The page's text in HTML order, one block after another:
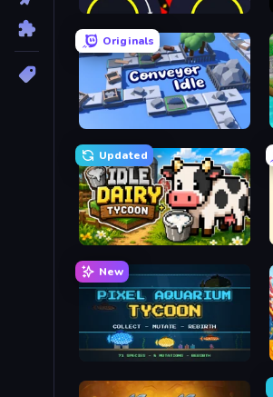
Crusher Clicker
Originals
Updated
Idle Dairy Tycoon
New
Pixel Aquarium Tycoon